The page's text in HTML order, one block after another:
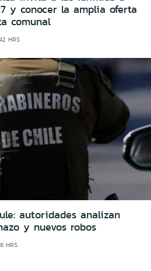
y conocer la amplia oferta
comunal
HRS
autoridades analizan
y nuevos robos
HRS